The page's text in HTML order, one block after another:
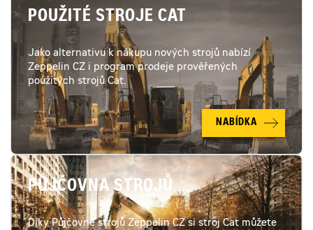
POUŽITÉ STROJE CAT
Jako alternativu k nákupu nových strojů nabízí
Zeppelin CZ i program prodeje prověřených
použitých strojů Cat.
NABÍDKA
PŮJČOVNA STROJŮ
Díky Půjčovně strojů Zeppelin CZ si stroj Cat můžete